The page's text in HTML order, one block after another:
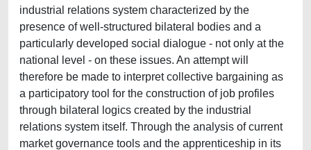
industrial relations system characterized by the
presence of well-structured bilateral bodies and a
particularly developed social dialogue - not only at the
national level - on these issues. An attempt will
therefore be made to interpret collective bargaining as
a participatory tool for the construction of job profiles
through bilateral logics created by the industrial
relations system itself. Through the analysis of current
market governance tools and the apprenticeship in its